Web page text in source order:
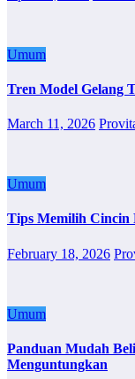
Umum
Tren Model Gelang
March 11, 2026
Umum
Tips Memilih Cincin
February 18, 2026
Umum
Panduan Mudah
Menguntungkan